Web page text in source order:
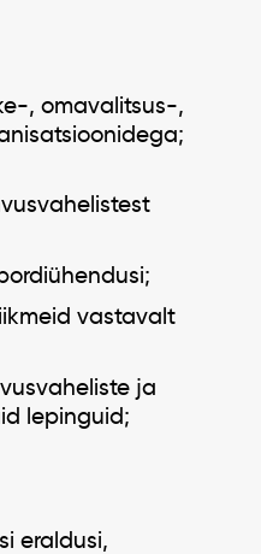
, omavalitsus-,
vastavalt
ja
lepinguid;
eraldusi,